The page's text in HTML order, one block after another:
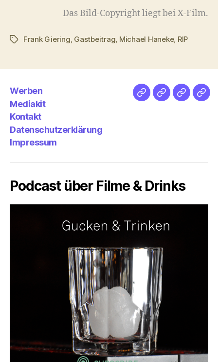
Das Bild-Copyright liegt bei X-Film.
Schlagwörter
Frank Giering Gastbeitrag Michael Haneke, RIP
Werben
Mediakit
Kontakt
Datenschutzerklärung
Impressum
NetzMedien
Podcast über Filme & Drinks